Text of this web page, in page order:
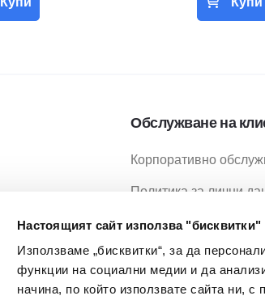
Настоящият сайт използва "бисквитки"
Използваме „бисквитки“, за да
функции на социални медии и да
начина, по който използвате сайта ни,
Обслужване на
Корпоративно
Политика за лични
Политика за бисквитки
Условия за ползване
Условия за доставка